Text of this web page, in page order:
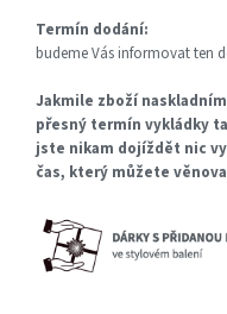
Termín dodání:
budeme Vás informovat ten
Jakmile zboží
přesný termín vykládky
jste nikam dojíždět nic
čas, který můžete